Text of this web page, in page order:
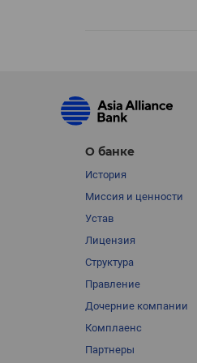
О банке
История
Миссия и ценности
Устав
Лицензия
Структура
Правление
Дочерние компании
Комплаенс
Партнеры